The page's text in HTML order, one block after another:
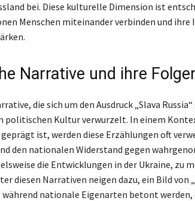
bei. Diese kulturelle Dimension ist
Menschen miteinander verbinden und
Narrative und ihre
die sich um den Ausdruck „Slava
politischen Kultur verwurzelt. In einem
ist, werden diese Erzählungen oft
den nationalen Widerstand gegen
die Entwicklungen in der Ukraine, zu
diesen Narrativen neigen dazu, ein Bild von
während nationale Eigenarten betont werden,